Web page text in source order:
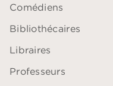
Comédiens
Bibliothécaires
Libraires
Professeurs